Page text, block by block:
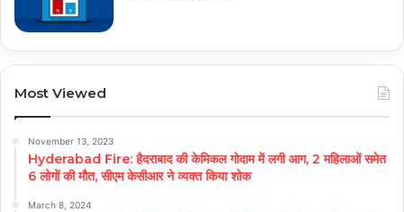
Most Viewed
November 13, 2023
Hyderabad Fire: हैदराबाद की केमिकल गोदाम में लगी आग, 2 महिलाओं समेत
6 लोगों की मौत, सीएम केसीआर ने व्यक्त किया शोक
March 8, 2024